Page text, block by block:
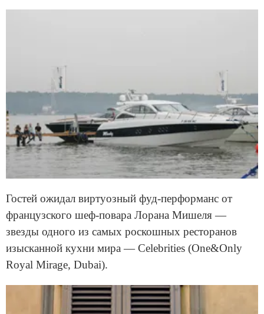
Гостей ожидал виртуозный фуд-перформанс от
французского шеф-повара Лорана Мишеля —
звезды одного из самых роскошных ресторанов
изысканной кухни мира — Celebrities (One&Only
Royal Mirage, Dubai).